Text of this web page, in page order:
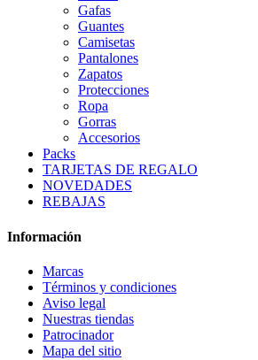
Gafas
Guantes
Camisetas
Pantalones
Zapatos
Protecciones
Ropa
Gorras
Accesorios
Packs
TARJETAS DE REGALO
NOVEDADES
REBAJAS
Información
Marcas
Términos y condiciones
Aviso legal
Nuestras tiendas
Patrocinador
Mapa del sitio